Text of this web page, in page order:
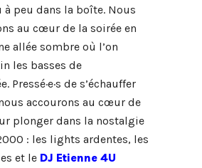
à peu dans la boîte. Nous
au cœur de la soirée en
allée sombre où l’on
les basses de
Pressé·e·s de s’échauffer
accourons au cœur de
plonger dans la nostalgie
: les lights ardentes, les
et le DJ Etienne 4U